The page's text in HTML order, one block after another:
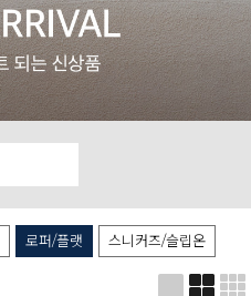
로퍼/플랫 스니커즈/슬립온